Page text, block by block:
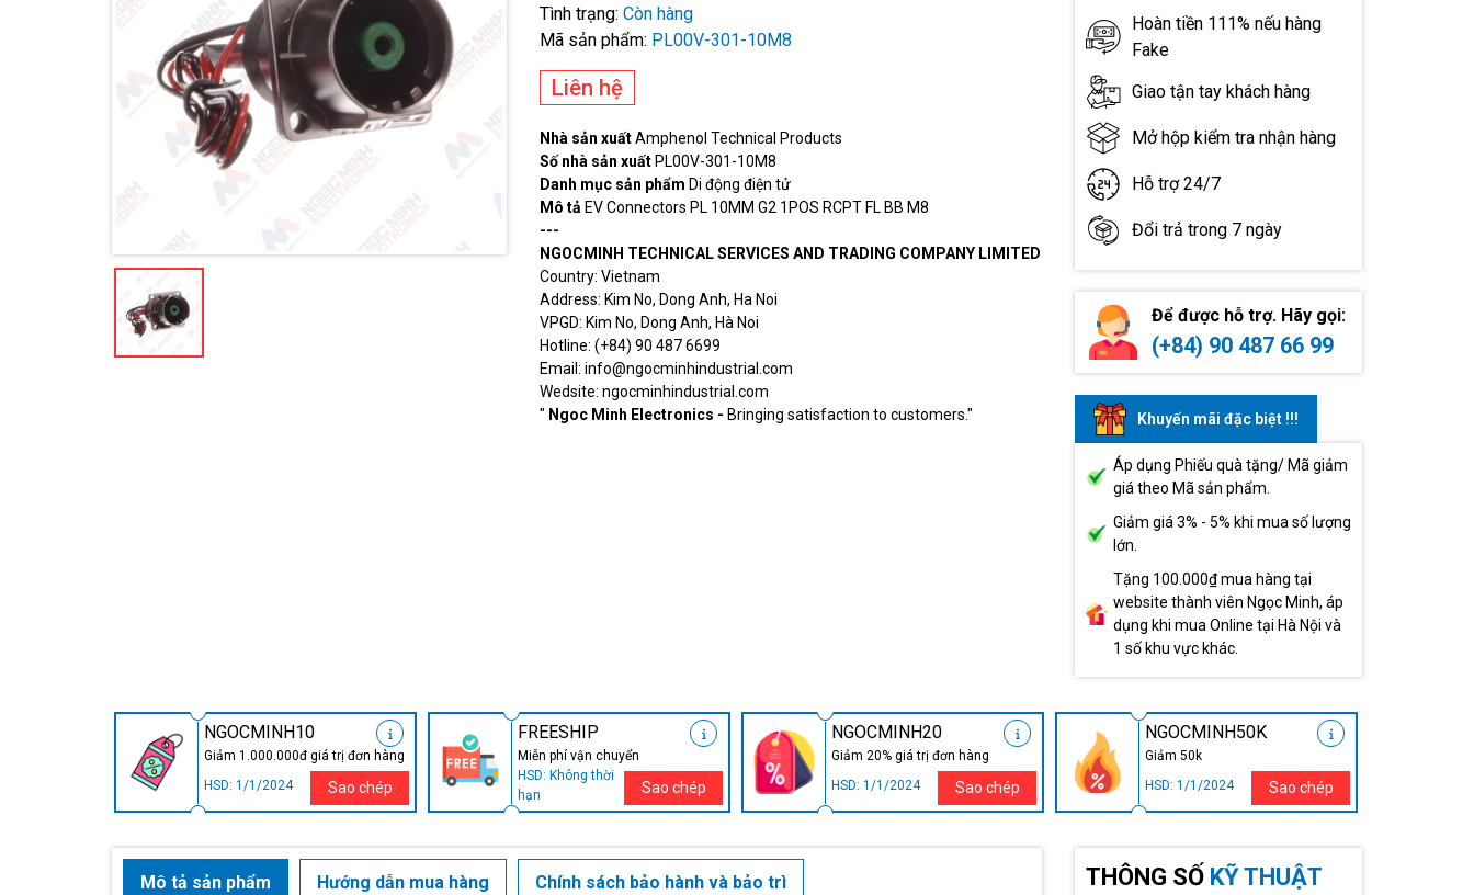
Tình trạng: Còn hàng
Mã sản phẩm: PL00V-301-10M8
Liên hệ
Nhà sản xuấtAmphenol Technical Products
Số nhà sản xuất PL00V-301-10M8
Danh mục sản phẩm Di động điện tử
Mô tả EV Connectors PL 10MM G2 1POS RCPT FL BB M8
---
NGOCMINH TECHNICAL SERVICES AND TRADING COMPANY LIMITED
Country: Vietnam
Address: Kim No, Dong Anh, Ha Noi
VPGD: Kim No, Dong Anh, Hà Noi
Hotline: (+84) 90 487 6699
Email: info@ngocminhindustrial.com
Wedsite: ngocminhindustrial.com
" Ngoc Minh Electronics - Bringing satisfaction to customers."
Hoàn tiền 111% nếu hàng
Fake
Giao tận tay khách hàng
Mở hộp kiểm tra nhận hàng
Hỗ trợ 24/7
Đổi trả trong 7 ngày
Để được hỗ trợ. Hãy gọi:
(+84) 90 487 66 99
Khuyến mãi đặc biệt !!!
Áp dụng Phiếu quà tặng/ Mã giảm
giá theo Mã sản phẩm.
Giảm giá 3% - 5% khi mua số lượng
lớn.
Tặng 100.000₫ mua hàng tại
website thành viên Ngọc Minh, áp
dụng khi mua Online tại Hà Nội và
1 số khu vực khác.
NGOCMINH10
Giảm 1.000.000đ giá trị đơn hàng
HSD: 1/1/2024
Sao chép
FREESHIP
Miễn phí vận chuyển
HSD: Không thời
hạn
Sao chép
NGOCMINH20
Giảm 20% giá trị đơn hàng
HSD: 1/1/2024
Sao chép
NGOCMINH50K
Giảm 50k
HSD: 1/1/2024
Sao chép
Mô tả sản phẩm Hướng dẫn mua hàng Chính sách bảo hành và bảo trì THÔNG SỐ KỸ THUẬT